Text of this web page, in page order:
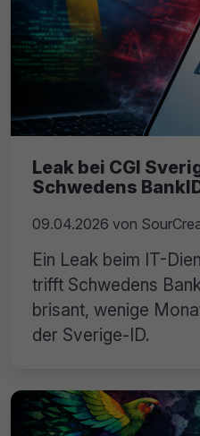
Leak bei CGI
Schwedens
09.04.2026 von
Ein Leak beim IT-
trifft Schwedens
brisant, wenige
der Sverige-ID.